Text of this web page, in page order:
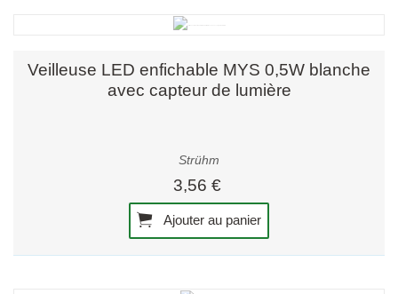
Veilleuse LED enfichable MYS 0,5W blanche
avec capteur de lumière
Strühm
3,56 €
Ajouter au panier